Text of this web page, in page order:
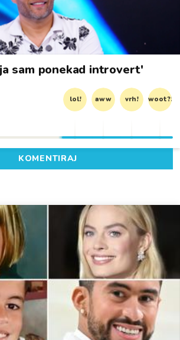
sam ponekad introvert'
lol! aww vrh! woot?!
KOMENTIRAJ